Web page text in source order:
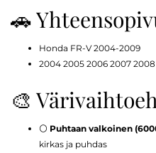
🚗
Honda FR-V 2004-2009
2004 2005 2006 2007
🎨
⚪ Puhtaan valkoinen
kirkas ja puhdas